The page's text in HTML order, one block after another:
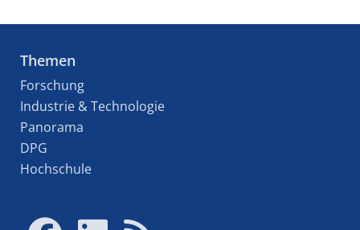
Themen
Forschung
Industrie & Technologie
Panorama
DPG
Hochschule